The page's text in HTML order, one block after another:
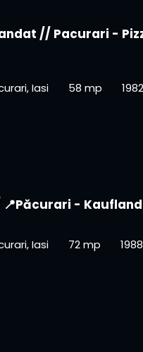
// Pacurari -
Iasi 58 mp 1982
📍Păcurari - Kaufland
Iasi 72 mp 1988